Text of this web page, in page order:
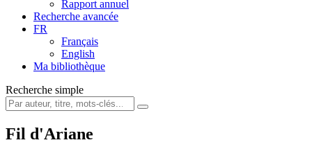
Rapport annuel
Recherche avancée
FR
Français
English
Ma bibliothèque
Recherche simple
Fil d'Ariane